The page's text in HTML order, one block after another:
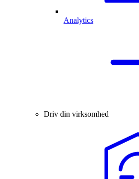
Analytics
Driv din virksomhed